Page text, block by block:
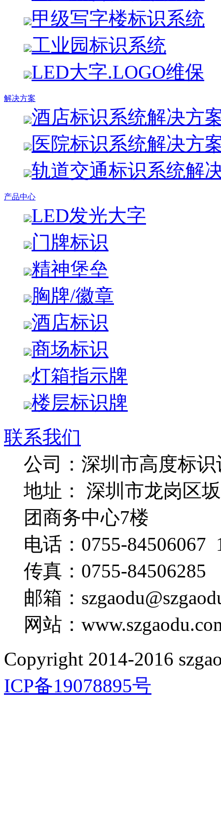
甲级写字楼标识系统
工业园标识系统
LED大字.LOGO维保
解决方案
酒店标识系统解决方
医院标识系统解决方
轨道交通标识系统解
产品中心
LED发光大字
门牌标识
精神堡垒
胸牌/徽章
酒店标识
商场标识
灯箱指示牌
楼层标识牌
联系我们
公司：深圳市高度标
地址： 深圳市龙岗区
团商务中心7楼
电话：0755-84506067
传真：0755-84506285
邮箱：
网站：
Copyright 2014-2016
ICP备19078895号